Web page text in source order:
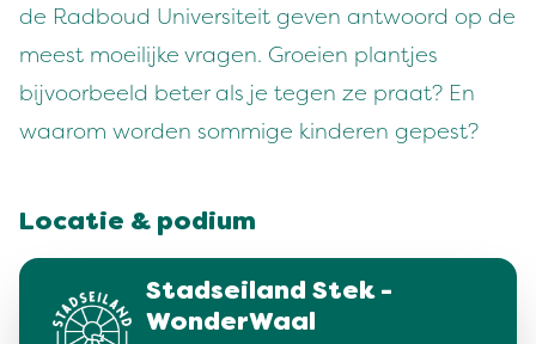
de Radboud Universiteit geven antwoord op de
meest moeilijke vragen. Groeien plantjes
bijvoorbeeld beter als je tegen ze praat? En
waarom worden sommige kinderen gepest?
Locatie & podium
Stadseiland Stek -
WonderWaal